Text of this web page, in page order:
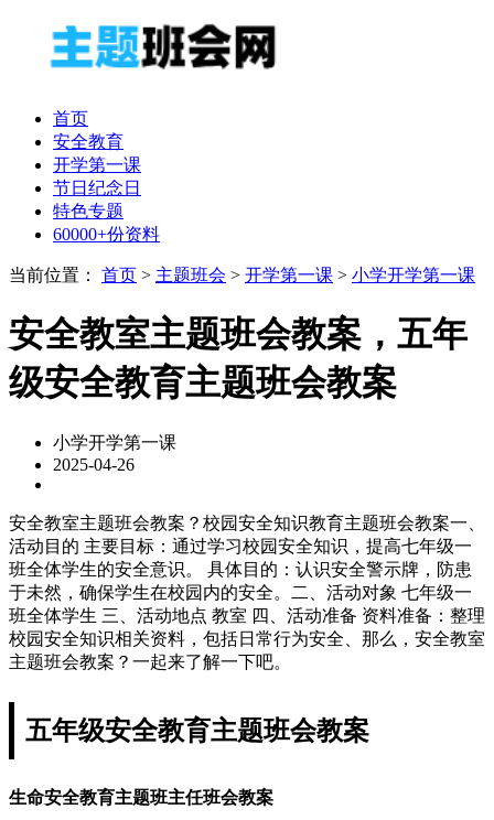
首页
安全教育
开学第一课
节日纪念日
特色专题
60000+份资料
当前位置： 首页 > 主题班会 > 开学第一课 > 小学开学第一课
安全教室主题班会教案，五年
级安全教育主题班会教案
小学开学第一课
2025-04-26
安全教室主题班会教案？校园安全知识教育主题班会教案一、
活动目的 主要目标：通过学习校园安全知识，提高七年级一
班全体学生的安全意识。 具体目的：认识安全警示牌，防患
于未然，确保学生在校园内的安全。二、活动对象 七年级一
班全体学生 三、活动地点 教室 四、活动准备 资料准备：整理
校园安全知识相关资料，包括日常行为安全、那么，安全教室
主题班会教案？一起来了解一下吧。
五年级安全教育主题班会教案
生命安全教育主题班主任班会教案